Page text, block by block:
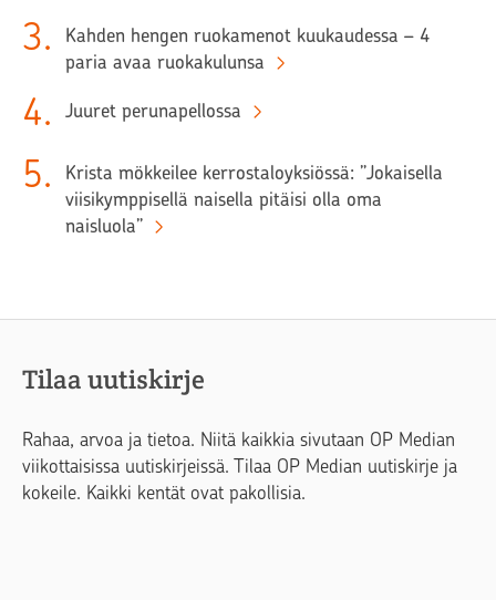
3.
Kahden hengen ruokamenot kuukaudessa – 4
paria avaa ruokakulunsa
4. Juuret perunapellossa
5.
Krista mökkeilee kerrostaloyksiössä: ”Jokaisella
viisikymppisellä naisella pitäisi olla oma
naisluola”
Tilaa uutiskirje
Rahaa, arvoa ja tietoa. Niitä kaikkia sivutaan OP Median
viikottaisissa uutiskirjeissä. Tilaa OP Median uutiskirje ja
kokeile. Kaikki kentät ovat pakollisia.